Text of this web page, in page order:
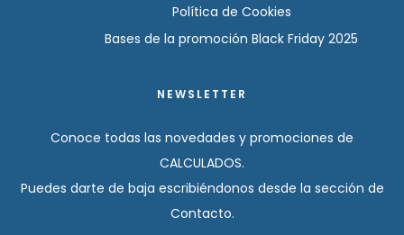
Política de Cookies
Bases de la promoción Black Friday 2025
NEWSLETTER
Conoce todas las novedades y promociones de
CALCULADOS.
Puedes darte de baja escribiéndonos desde la sección de
Contacto.